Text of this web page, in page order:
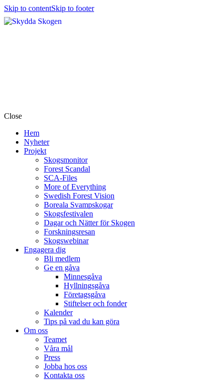
Skip to contentSkip to footer
Close
Hem
Nyheter
Projekt
Skogsmonitor
Forest Scandal
SCA-Files
More of Everything
Swedish Forest Vision
Boreala Svampskogar
Skogsfestivalen
Dagar och Nätter för Skogen
Forskningsresan
Skogswebinar
Engagera dig
Bli medlem
Ge en gåva
Minnesgåva
Hyllningsgåva
Företagsgåva
Stiftelser och fonder
Kalender
Tips på vad du kan göra
Om oss
Teamet
Våra mål​
Press
Jobba hos oss
Kontakta oss